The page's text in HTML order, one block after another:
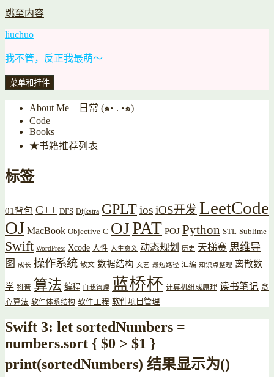
跳至内容
liuchuo
我不管，反正我最萌～
菜单和挂件
About Me – 日常 (๑• . •๑)
Code
Books
★书籍推荐列表
标签
01背包 C++ DFS Dijkstra GPLTiosiOS开发 LeetCode
OJ MacBook Objective-C OJPAT POJ Python STL Sublime
Swift WordPress Xcode 人性 人生意义 动态规划 历史 天梯赛 思维导
图
成长 操作系统 散文 数据结构 文艺 最短路径 汇编 知识点整理 离散数
学 科普 算法 编程 自我管理 蓝桥杯 计算机组成原理 读书笔记 贪
心算法 软件体系结构 软件工程 软件项目管理
Swift 3: let sortedNumbers =
numbers.sort { $0 > $1 }
print(sortedNumbers) 结果显示为()